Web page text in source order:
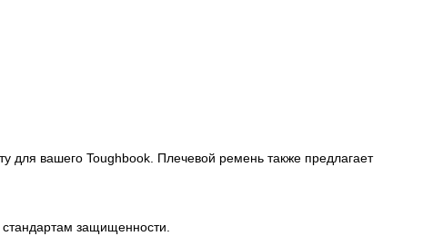
для вашего Toughbook. Плечевой ремень также предлагает
защищенности.